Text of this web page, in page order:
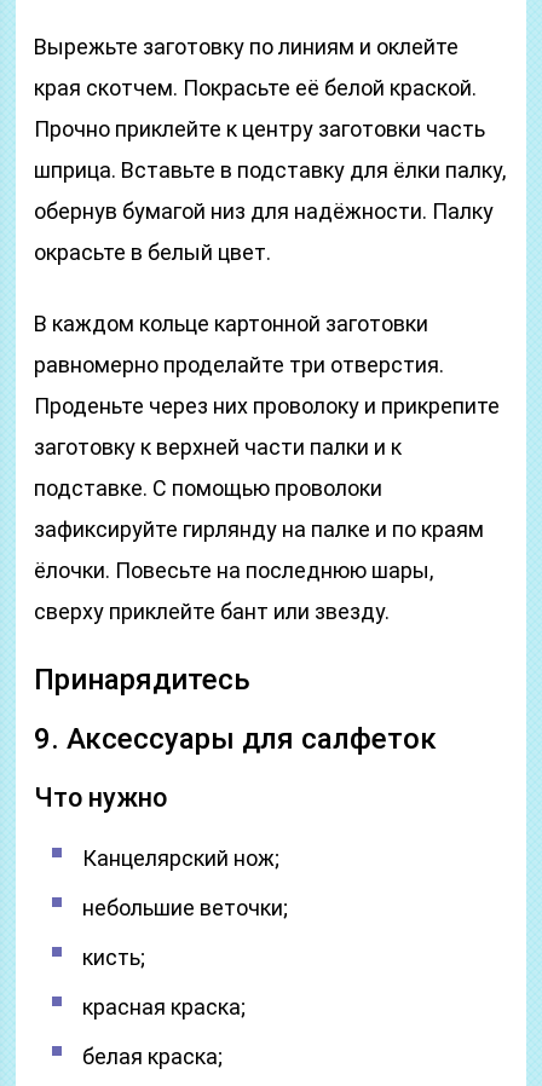
Вырежьте заготовку по линиям и оклейте
края скотчем. Покрасьте её белой краской.
Прочно приклейте к центру заготовки часть
шприца. Вставьте в подставку для ёлки палку,
обернув бумагой низ для надёжности. Палку
окрасьте в белый цвет.
В каждом кольце картонной заготовки
равномерно проделайте три отверстия.
Проденьте через них проволоку и прикрепите
заготовку к верхней части палки и к
подставке. С помощью проволоки
зафиксируйте гирлянду на палке и по краям
ёлочки. Повесьте на последнюю шары,
сверху приклейте бант или звезду.
Принарядитесь
9. Аксессуары для салфеток
Что нужно
Канцелярский нож;
небольшие веточки;
кисть;
красная краска;
белая краска;